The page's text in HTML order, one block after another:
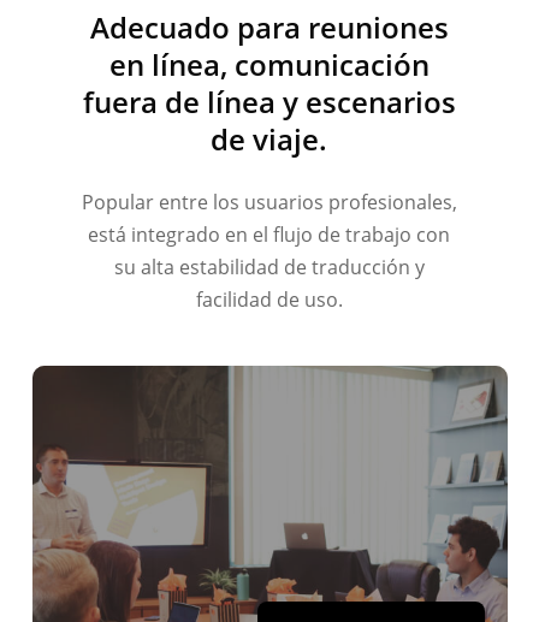
Adecuado para reuniones
en línea, comunicación
fuera de línea y escenarios
de viaje.
Popular entre los usuarios profesionales,
está integrado en el flujo de trabajo con
su alta estabilidad de traducción y
facilidad de uso.
English
简体中文
Čeština
ไทย
繁體中文
العربية
हिन्दी
Bahasa Indonesia